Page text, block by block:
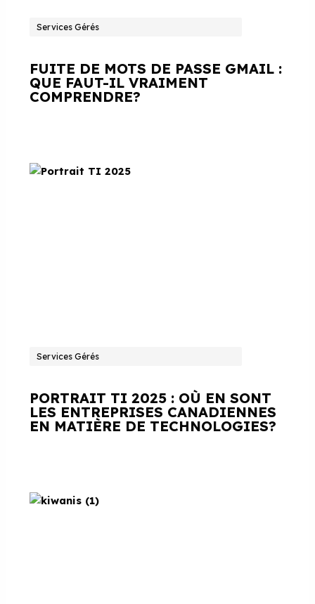
Services Gérés
FUITE DE MOTS DE PASSE GMAIL :
QUE FAUT-IL VRAIMENT
COMPRENDRE?
Services Gérés
PORTRAIT TI 2025 : OÙ EN SONT
LES ENTREPRISES CANADIENNES
EN MATIÈRE DE TECHNOLOGIES?